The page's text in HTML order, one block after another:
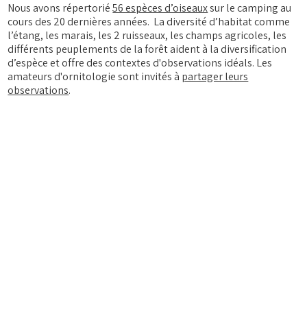
Nous avons répertorié56 espèces d’oiseauxsur le camping au
cours des 20 dernières années. La diversité d’habitat comme
l’étang, les marais, les 2 ruisseaux, les champs agricoles, les
différents peuplements de la forêt aident à la diversification
d’espèce et offre des contextes d'observations idéals. Les
amateurs d'ornitologie sont invités à partager leurs
observations.